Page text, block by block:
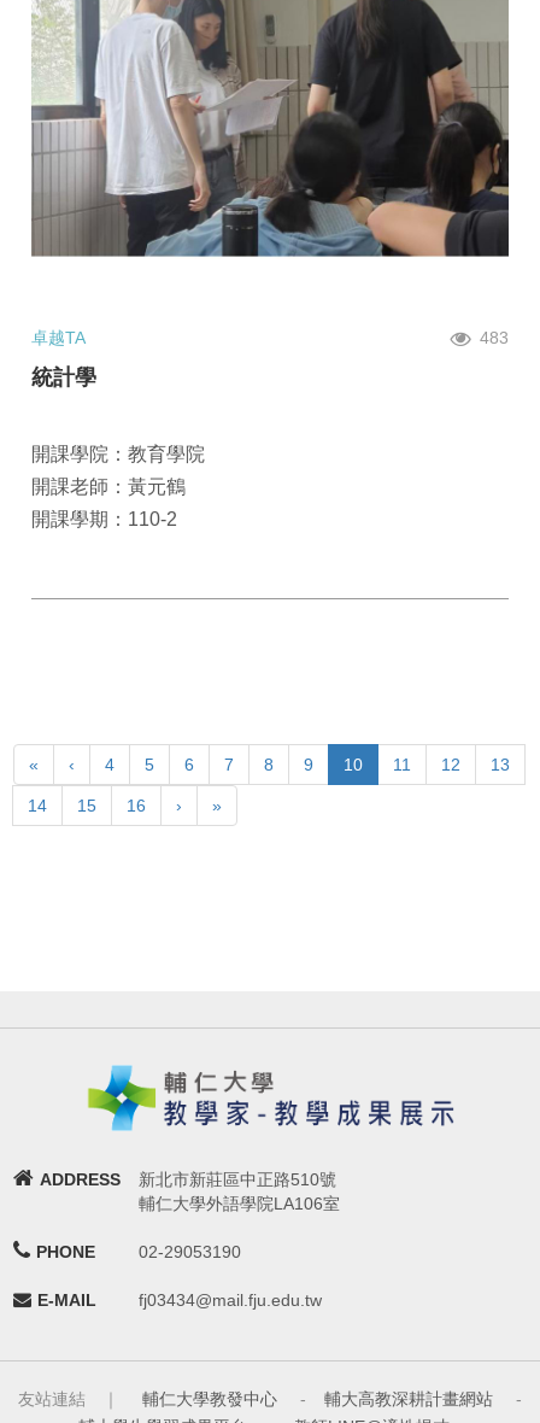
卓越TA 483
統計學
開課學院：教育學院
開課老師：黃元鶴
開課學期：110-2
« ‹ 4 5 6 7 8 9 10 11 12 13
14 15 16 › »
ADDRESS
新北市新莊區中正路510號
輔仁大學外語學院LA106室
PHONE 02-29053190
E-MAIL fj03434@mail.fju.edu.tw
友站連結 ｜ 輔仁大學教發中心 - 輔大高教深耕計畫網站
-